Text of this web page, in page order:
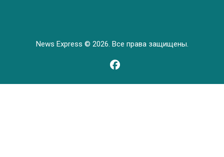
News Express © 2026. Все права защищены.